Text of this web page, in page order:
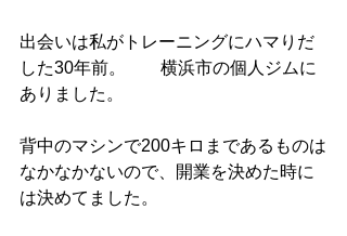
出会いは私がトレーニングにハマりだ
した30年前。　　横浜市の個人ジムに
ありました。
背中のマシンで200キロまであるものは
なかなかないので、開業を決めた時に
は決めてました。